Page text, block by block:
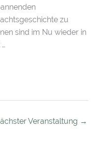
zu
sind im Nu wieder in
Veranstaltung →